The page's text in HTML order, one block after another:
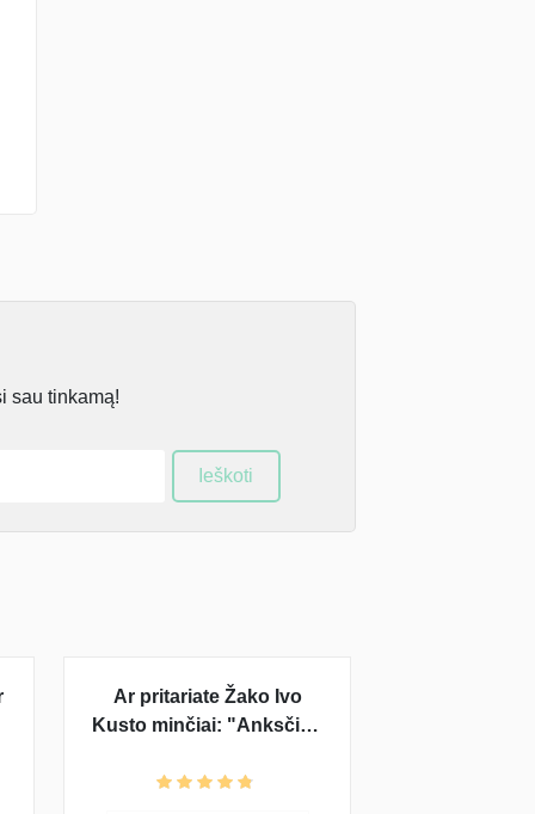
sau tinkamą!
Ieškoti
Ar pritariate Žako Ivo
Kusto minčiai: "Anksčiau
dabar žmogus baugina